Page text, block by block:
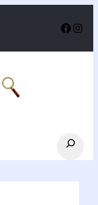
Search